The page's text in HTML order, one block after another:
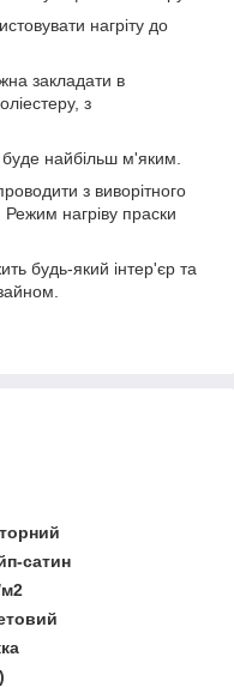
нагріту до
закладати в
з
найбільш м'яким.
з виворітного
Режим нагріву праски
будь-який інтер'єр та
сатин
м2